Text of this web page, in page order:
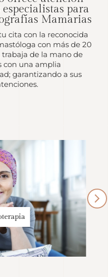
para
Mamarias
cita con la reconocida
con más de 20
trabaja de la mano de
con una amplia
garantizando a sus